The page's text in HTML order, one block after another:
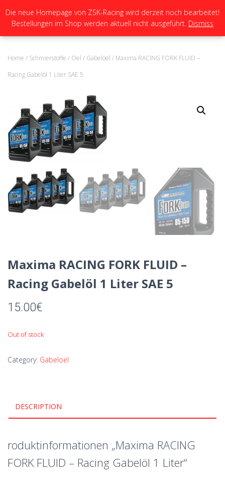
N
A
L
T
E
N
Home / Schmierstoffe / Oel / Gabeloel / Maxima RACING FORK FLUID –
Racing Gabelöl 1 Liter SAE 5
Maxima RACING FORK FLUID –
Racing Gabelöl 1 Liter SAE 5
15.00€
Out of stock
Category: Gabeloel
DESCRIPTION
roduktinformationen „Maxima RACING
FORK FLUID – Racing Gabelöl 1 Liter“
Die neue Homepage von ZSK-Racing wird derzeit noch bearbeitet!
Bestellungen im Shop werden aktuell nicht ausgeführt. Dismiss